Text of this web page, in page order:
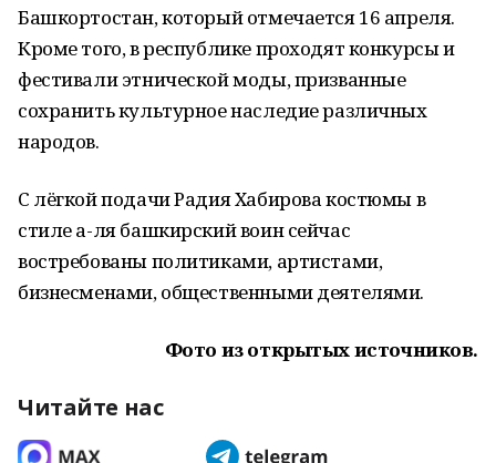
Башкортостан, который отмечается 16 апреля.
Кроме того, в республике проходят конкурсы и
фестивали этнической моды, призванные
сохранить культурное наследие различных
народов.
С лёгкой подачи Радия Хабирова костюмы в
стиле а-ля башкирский воин сейчас
востребованы политиками, артистами,
бизнесменами, общественными деятелями.
Фото из открытых источников.
Читайте нас